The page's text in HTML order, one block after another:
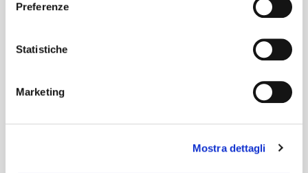
Preferenze
Statistiche
Marketing
Mostra dettagli